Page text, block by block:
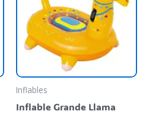
variantes.
se
pueden
elegir
Inflables
Inflable Grande Llama